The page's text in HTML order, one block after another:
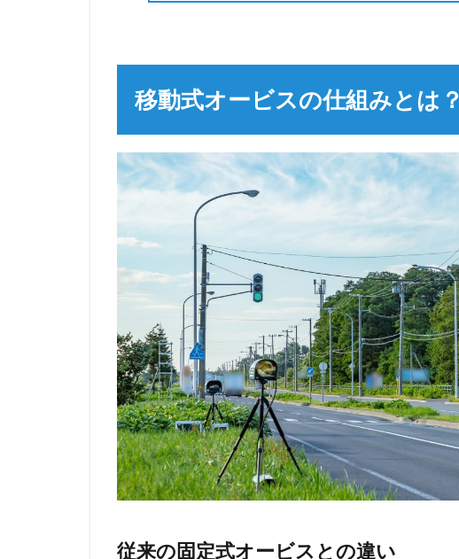
移動式オービスの仕組みとは？
従来の固定式オービスとの違い